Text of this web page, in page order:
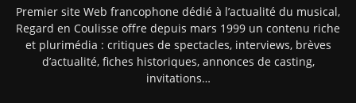
Premier site Web francophone dédié à l’actualité du musical,
Regard en Coulisse offre depuis mars 1999 un contenu riche
et plurimédia : critiques de spectacles, interviews, brèves
d’actualité, fiches historiques, annonces de casting,
invitations…